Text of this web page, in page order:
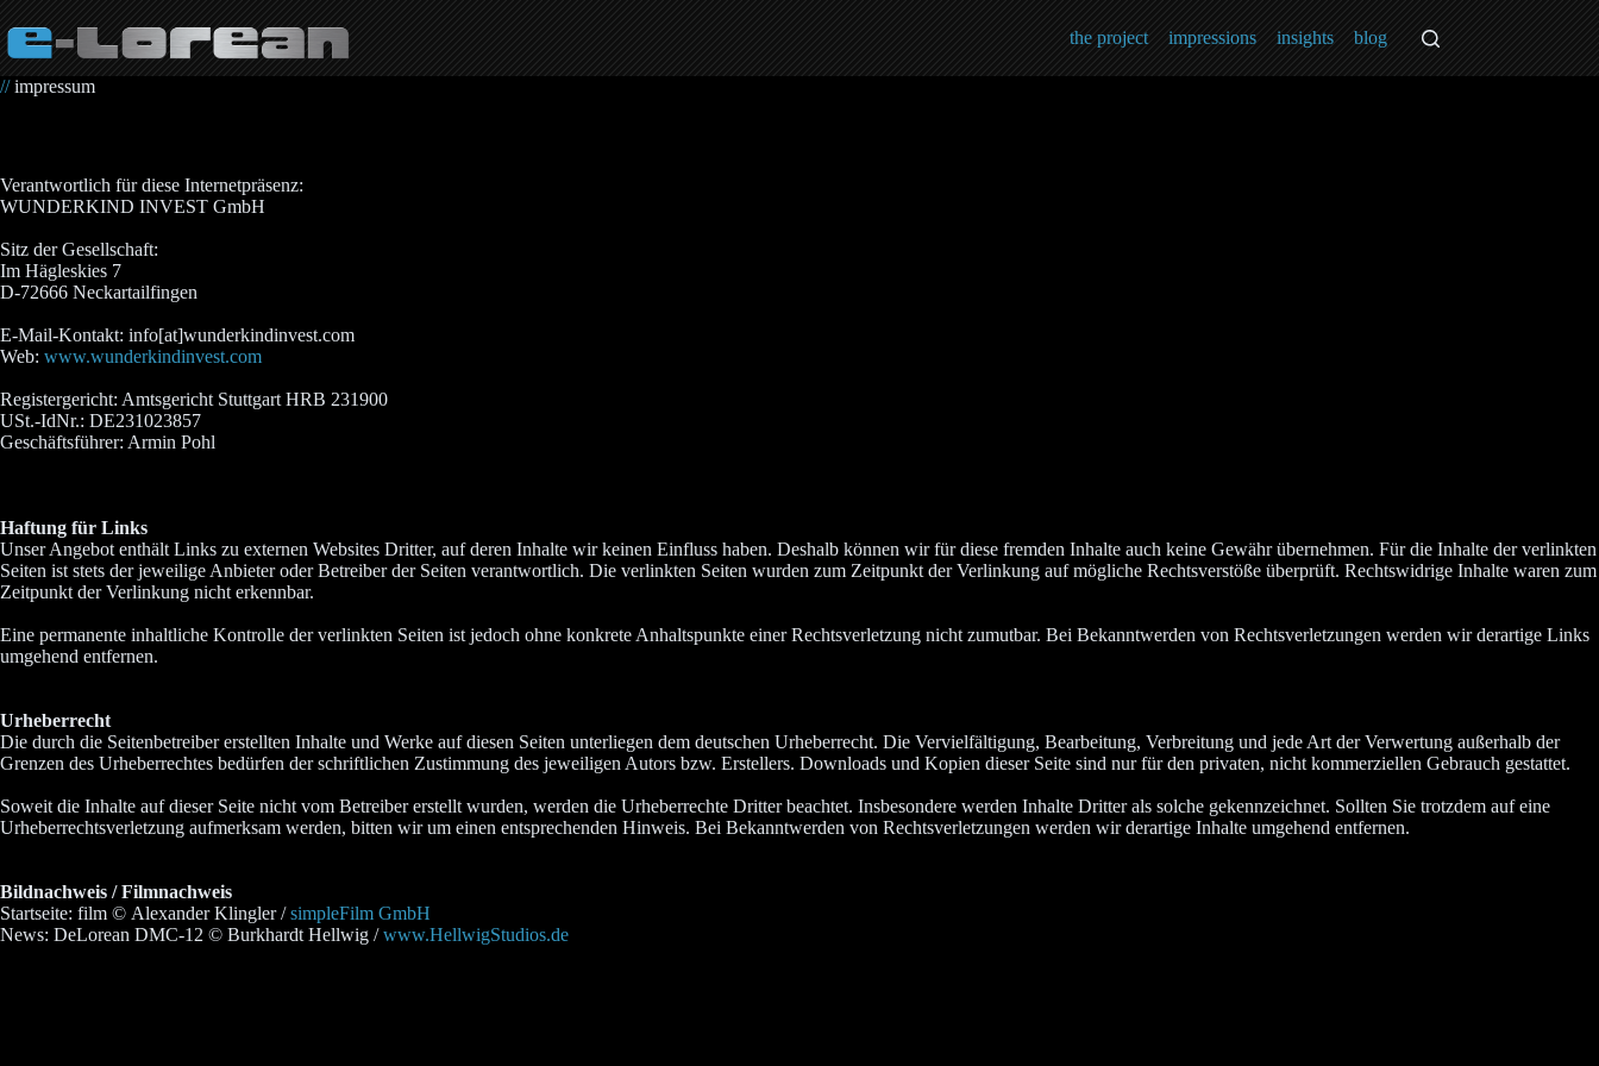
Inhalt
springen
the project impressions insights blog
//impressum
Verantwortlich für diese Internetpräsenz:
WUNDERKIND INVEST GmbH
Sitz der Gesellschaft:
Im Hägleskies 7
D-72666 Neckartailfingen
E-Mail-Kontakt: info[at]wunderkindinvest.com
Web: www.wunderkindinvest.com
Registergericht: Amtsgericht Stuttgart HRB 231900
USt.-IdNr.: DE231023857
Geschäftsführer: Armin Pohl
Haftung für Links
Unser Angebot enthält Links zu externen Websites Dritter, auf deren Inhalte wir keinen Einfluss haben. Deshalb können wir für diese fremden Inhalte auch keine Gewähr übernehmen. Für die Inhalte der verlinkten
Seiten ist stets der jeweilige Anbieter oder Betreiber der Seiten verantwortlich. Die verlinkten Seiten wurden zum Zeitpunkt der Verlinkung auf mögliche Rechtsverstöße überprüft. Rechtswidrige Inhalte waren zum
Zeitpunkt der Verlinkung nicht erkennbar.
Eine permanente inhaltliche Kontrolle der verlinkten Seiten ist jedoch ohne konkrete Anhaltspunkte einer Rechtsverletzung nicht zumutbar. Bei Bekanntwerden von Rechtsverletzungen werden wir derartige Links
umgehend entfernen.
Urheberrecht
Die durch die Seitenbetreiber erstellten Inhalte und Werke auf diesen Seiten unterliegen dem deutschen Urheberrecht. Die Vervielfältigung, Bearbeitung, Verbreitung und jede Art der Verwertung außerhalb der
Grenzen des Urheberrechtes bedürfen der schriftlichen Zustimmung des jeweiligen Autors bzw. Erstellers. Downloads und Kopien dieser Seite sind nur für den privaten, nicht kommerziellen Gebrauch gestattet.
Soweit die Inhalte auf dieser Seite nicht vom Betreiber erstellt wurden, werden die Urheberrechte Dritter beachtet. Insbesondere werden Inhalte Dritter als solche gekennzeichnet. Sollten Sie trotzdem auf eine
Urheberrechtsverletzung aufmerksam werden, bitten wir um einen entsprechenden Hinweis. Bei Bekanntwerden von Rechtsverletzungen werden wir derartige Inhalte umgehend entfernen.
Bildnachweis / Filmnachweis
Startseite: film © Alexander Klingler /simpleFilm GmbH
News: DeLorean DMC-12 © Burkhardt Hellwig /www.HellwigStudios.de